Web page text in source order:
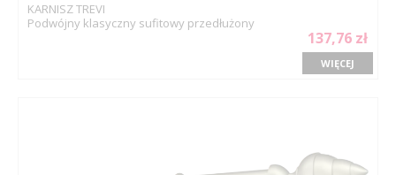
KARNISZ TREVI
Podwójny klasyczny sufitowy przedłużony
137,76 zł
WIĘCEJ